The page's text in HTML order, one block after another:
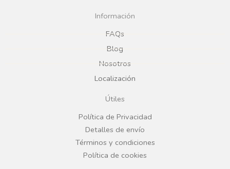
c
e
b
o
o
k
g
r
a
Información
FAQs
Blog
Nosotros
Localización
Útiles
Política de Privacidad
Detalles de envío
Términos y condiciones
Política de cookies